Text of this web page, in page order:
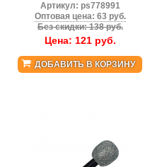
Артикул: ps778991
Оптовая цена: 63 руб.
Без скидки: 138 руб.
Цена: 121руб.
ДОБАВИТЬ В КОРЗИНУ